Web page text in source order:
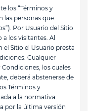
los “Términos y
las personas que
Por Usuario del Sitio
los visitantes. Al
el Sitio el Usuario presta
Cualquier
los cuales
deberá abstenerse de
Términos y
a la normativa
por la última versión